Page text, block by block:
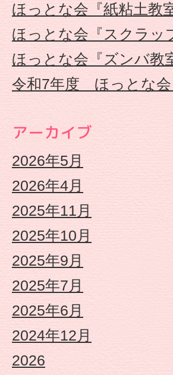
せ
保
育
ほっとな会『紙粘土教
ほっとな会『スクラッ
ほっとな会『ズンバ教
令和7年度 ほっとな会
アーカイブ
2026年5月
2026年4月
2025年11月
2025年10月
2025年9月
2025年7月
2025年6月
2024年12月
2026